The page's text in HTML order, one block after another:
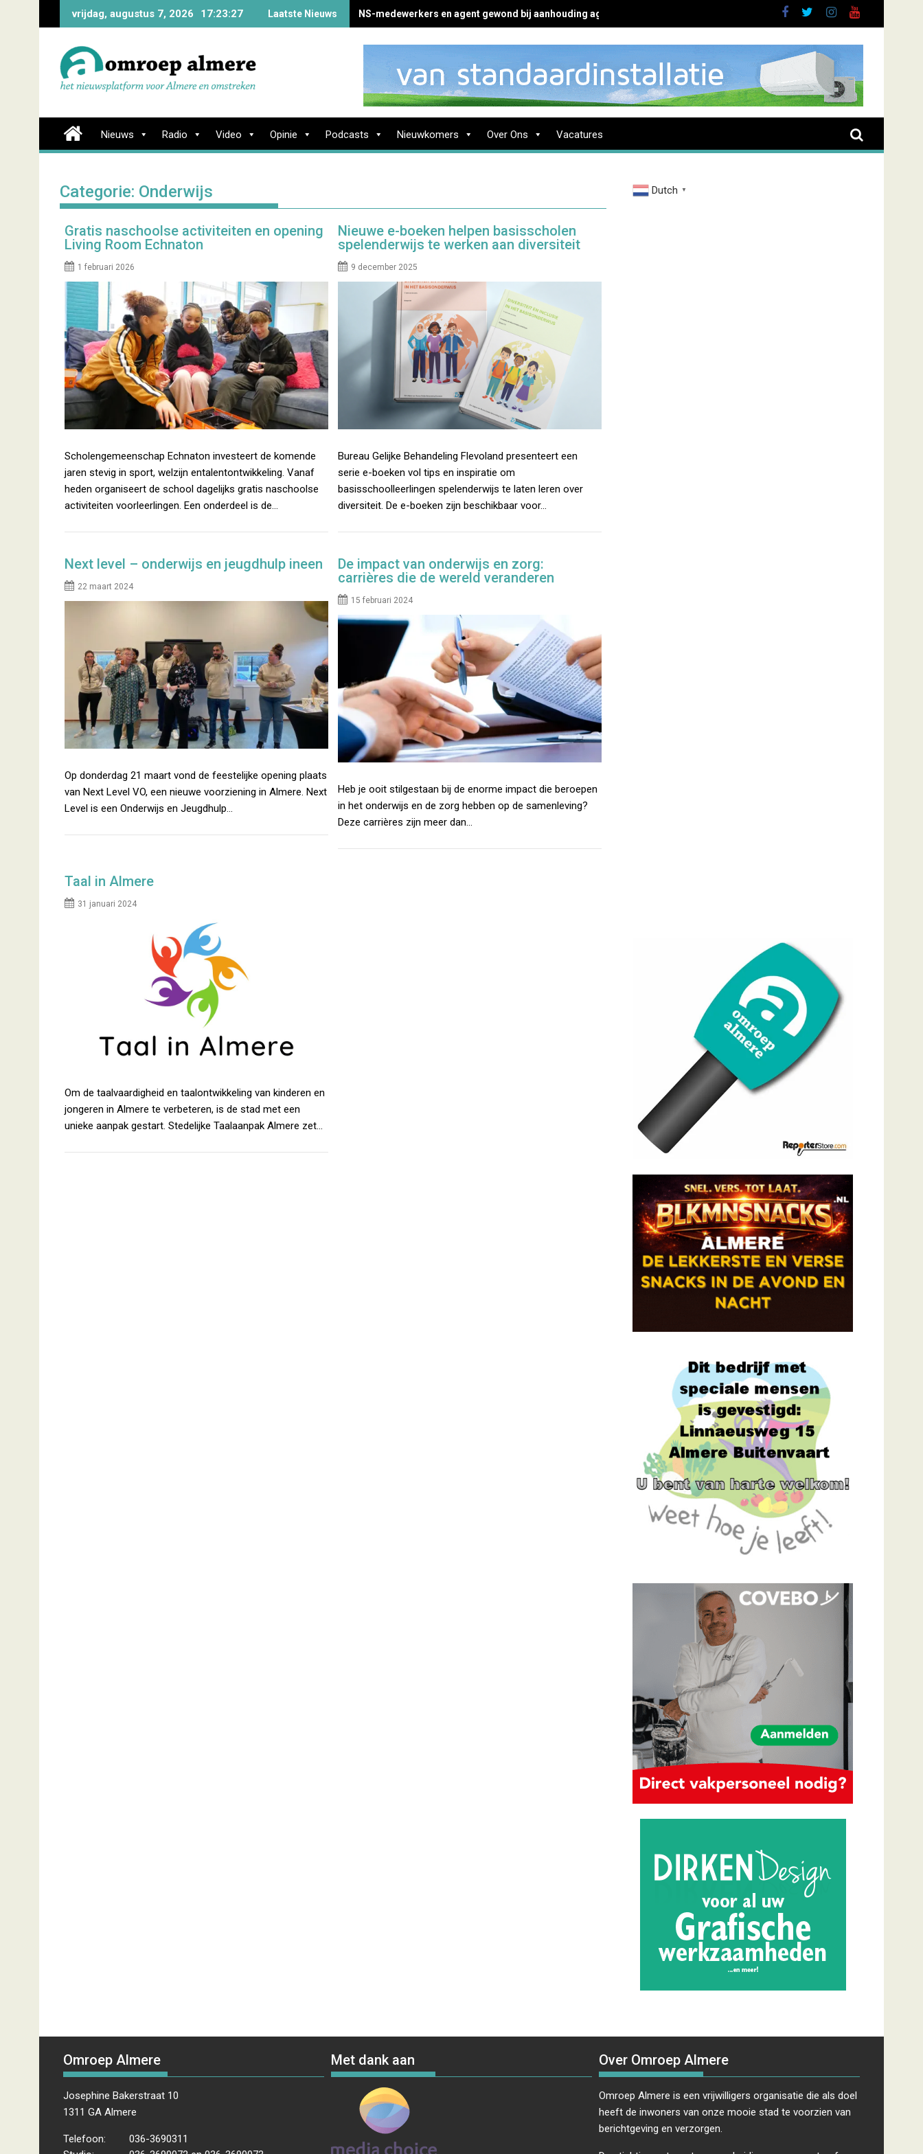
vrijdag, augustus 7, 2026 17:23:28 Laatste Nieuws NS-medewerkers en agent gewond bij aanhouding agressieve man in Almere
Nieuws Radio Video Opinie Podcasts Nieuwkomers Over Ons Vacatures
Categorie: Onderwijs
Gratis naschoolse activiteiten en opening
Living Room Echnaton
1 februari 2026
Scholengemeenschap Echnaton investeert de komende
jaren stevig in sport, welzijn entalentontwikkeling. Vanaf
heden organiseert de school dagelijks gratis naschoolse
activiteiten voorleerlingen. Een onderdeel is de…
Nieuwe e-boeken helpen basisscholen
spelenderwijs te werken aan diversiteit
9 december 2025
Bureau Gelijke Behandeling Flevoland presenteert een
serie e-boeken vol tips en inspiratie om
basisschoolleerlingen spelenderwijs te laten leren over
diversiteit. De e-boeken zijn beschikbaar voor…
Next level – onderwijs en jeugdhulp ineen
22 maart 2024
Op donderdag 21 maart vond de feestelijke opening plaats
van Next Level VO, een nieuwe voorziening in Almere. Next
Level is een Onderwijs en Jeugdhulp…
De impact van onderwijs en zorg:
carrières die de wereld veranderen
15 februari 2024
Heb je ooit stilgestaan bij de enorme impact die beroepen
in het onderwijs en de zorg hebben op de samenleving?
Deze carrières zijn meer dan…
Taal in Almere
31 januari 2024
Om de taalvaardigheid en taalontwikkeling van kinderen en
jongeren in Almere te verbeteren, is de stad met een
unieke aanpak gestart. Stedelijke Taalaanpak Almere zet…
Dutch ▼
Omroep Almere
Josephine Bakerstraat 10
1311 GA Almere
Telefoon:
036-3690311
Met dank aan Over Omroep Almere
Omroep Almere is een vrijwilligers organisatie die als doel
heeft de inwoners van onze mooie stad te voorzien van
berichtgeving en verzorgen.